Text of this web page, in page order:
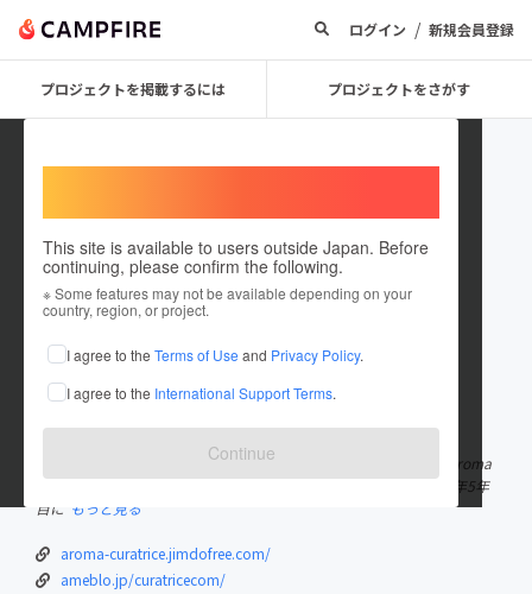
ログイン / 新規会員登録
プロジェクトを掲載するには プロジェクトをさがす
This site is available to users outside Japan. Before
continuing, please confirm the following.
※ Some features may not be available depending on your
country, region, or project.
I agree to the Terms of Use and Privacy Policy.
I agree to the International Support Terms.
Continue
akiko_curatrice
これまでに4回支援して1件のプロジェクトを投稿しています
在住国：日本 現在地：東京都
出身国：日本 出身地：佐賀県
アロマセラピスト波亜希子です。 東京国立で自宅サロンHolistic Aroma
Sal on&School curatrice主宰しています。 自宅サロン開業後で今年5年
目に もっと見る
aroma-curatrice.jimdofree.com/
ameblo.jp/curatricecom/